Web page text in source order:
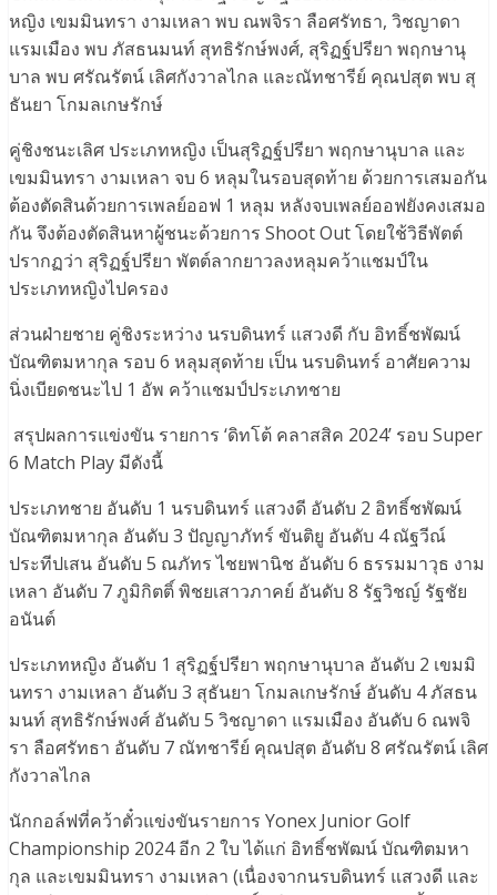
หญิง เขมมินทรา งามเหลา พบ ณพจิรา ลือศรัทธา, วิชญาดา
แรมเมือง พบ ภัสธนมนท์ สุทธิรักษ์พงศ์, สุริฏฐ์ปรียา พฤกษานุ
บาล พบ ศรัณรัตน์ เลิศกังวาลไกล และณัทชารีย์ คุณปสุต พบ สุ
ธันยา โกมลเกษรักษ์
คู่ชิงชนะเลิศ ประเภทหญิง เป็นสุริฏฐ์ปรียา พฤกษานุบาล และ
เขมมินทรา งามเหลา จบ 6 หลุมในรอบสุดท้าย ด้วยการเสมอกัน
ต้องตัดสินด้วยการเพลย์ออฟ 1 หลุม หลังจบเพลย์ออฟยังคงเสมอ
กัน จึงต้องตัดสินหาผู้ชนะด้วยการ Shoot Out โดยใช้วิธีพัตต์
ปรากฏว่า สุริฏฐ์ปรียา พัตต์ลากยาวลงหลุมคว้าแชมป์ใน
ประเภทหญิงไปครอง
ส่วนฝ่ายชาย คู่ชิงระหว่าง นรบดินทร์ แสวงดี กับ อิทธิ์ชพัฒน์
บัณฑิตมหากุล รอบ 6 หลุมสุดท้าย เป็น นรบดินทร์ อาศัยความ
นิ่งเบียดชนะไป 1 อัพ คว้าแชมป์ประเภทชาย
สรุปผลการแข่งขัน รายการ ‘ดิทโต้ คลาสสิค 2024’ รอบ Super
6 Match Play มีดังนี้
ประเภทชาย อันดับ 1 นรบดินทร์ แสวงดี อันดับ 2 อิทธิ์ชพัฒน์
บัณฑิตมหากุล อันดับ 3 ปัญญาภัทร์ ขันติยู อันดับ 4 ณัฐวีณ์
ประทีปเสน อันดับ 5 ณภัทร ไชยพานิช อันดับ 6 ธรรมมาวุธ งาม
เหลา อันดับ 7 ภูมิกิตติ์ พิชยเสาวภาคย์ อันดับ 8 รัฐวิชญ์ รัฐชัย
อนันต์
ประเภทหญิง อันดับ 1 สุริฏฐ์ปรียา พฤกษานุบาล อันดับ 2 เขมมิ
นทรา งามเหลา อันดับ 3 สุธันยา โกมลเกษรักษ์ อันดับ 4 ภัสธน
มนท์ สุทธิรักษ์พงศ์ อันดับ 5 วิชญาดา แรมเมือง อันดับ 6 ณพจิ
รา ลือศรัทธา อันดับ 7 ณัทชารีย์ คุณปสุต อันดับ 8 ศรัณรัตน์ เลิศ
กังวาลไกล
นักกอล์ฟที่คว้าตั๋วแข่งขันรายการ Yonex Junior Golf
Championship 2024 อีก 2 ใบ ได้แก่ อิทธิ์ชพัฒน์ บัณฑิตมหา
กุล และเขมมินทรา งามเหลา (เนื่องจากนรบดินทร์ แสวงดี และ